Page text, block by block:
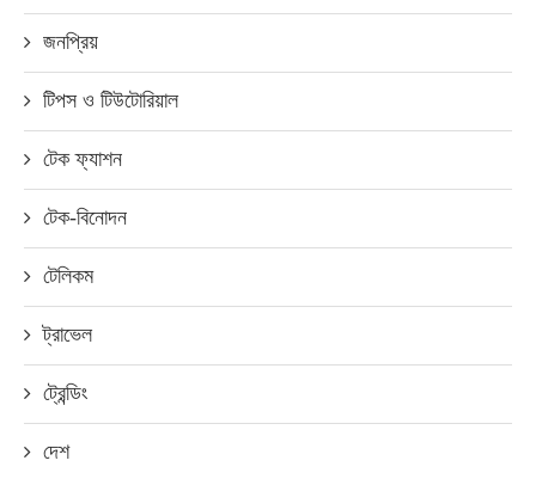
জনপ্রিয়
টিপস ও টিউটোরিয়াল
টেক ফ্যাশন
টেক-বিনোদন
টেলিকম
ট্রাভেল
ট্রেন্ডিং
দেশ